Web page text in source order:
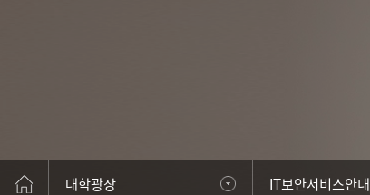
대학광장 IT보안서비스안내